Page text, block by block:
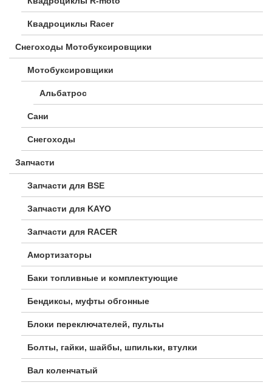
Квадроциклы Racer
Снегоходы Мотобуксировщики
Мотобуксировщики
Альбатрос
Сани
Снегоходы
Запчасти
Запчасти для BSE
Запчасти для KAYO
Запчасти для RACER
Амортизаторы
Баки топливные и комплектующие
Бендиксы, муфты обгонные
Блоки переключателей, пульты
Болты, гайки, шайбы, шпильки, втулки
Вал коленчатый